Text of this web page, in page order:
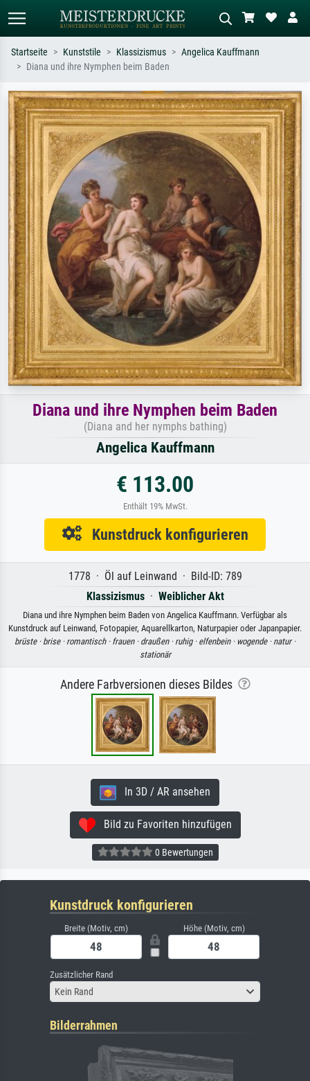
Suchen Sie nach Künstlern, Werktiteln
oder Stilen – z.B. Monet,
Sternennacht, Impressionismus, Welle
Hokusai, Akt.
Beschreiben Sie die Szene – z.B. Grüne
Wiese, Abstrakt mit viel Rot, Dunkles
Ölgemälde, Stehender Akt neben einem
Baum.
Startseite Kunststile Klassizismus
Angelica Kauffmann
Diana und ihre Nymphen beim Baden
Diana und ihre Nymphen beim Baden
(Diana and her nymphs bathing)
Angelica Kauffmann
€ 113.00
Enthält 19% MwSt.
Kunstdruck konfigurieren
1778 · Öl auf Leinwand · Bild-ID: 789
Klassizismus· Weiblicher Akt
Diana und ihre Nymphen beim Baden von Angelica Kauffmann. Verfügbar als
Kunstdruck auf Leinwand, Fotopapier, Aquarellkarton, Naturpapier oder Japanpapier.
brüste · brise · romantisch · frauen · draußen · ruhig · elfenbein · wogende · natur ·
stationär
Andere Farbversionen dieses Bildes
In 3D / AR ansehen
Bild zu Favoriten hinzufügen
0 Bewertungen
Kunstdruck konfigurieren
Breite (Motiv, cm) Höhe (Motiv, cm)
Zusätzlicher Rand
Kein Rand
Bilderrahmen